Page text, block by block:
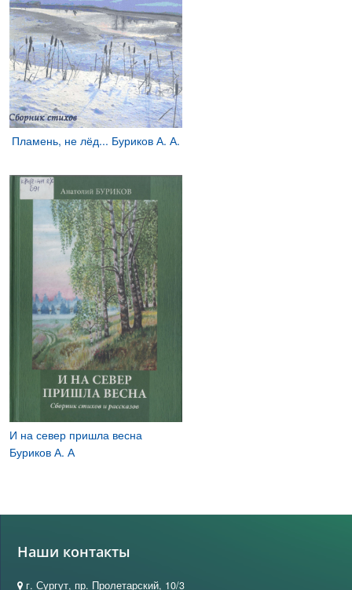
Пламень, не лёд... Буриков А. А.
И на север пришла весна
Буриков А. А
Наши контакты
г. Сургут, пр. Пролетарский, 10/3